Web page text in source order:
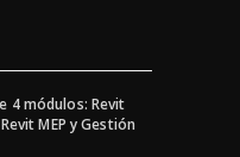
4 módulos: Revit
MEP y Gestión